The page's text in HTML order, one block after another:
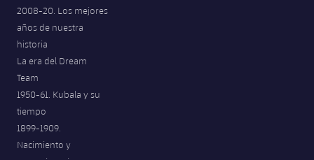
2008-20. Los mejores
años de nuestra
historia
La era del Dream
Team
1950-61. Kubala y su
tiempo
1899-1909.
Nacimiento y